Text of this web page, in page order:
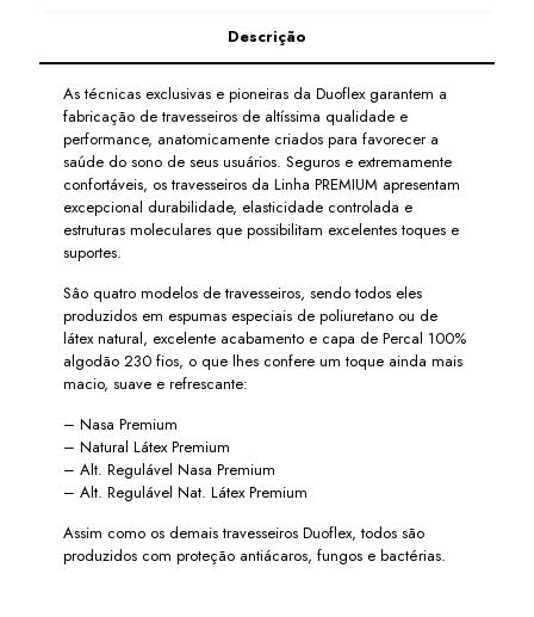
Descrição
As técnicas exclusivas e pioneiras da Duoflex garantem a
fabricação de travesseiros de altíssima qualidade e
performance, anatomicamente criados para favorecer a
saúde do sono de seus usuários. Seguros e extremamente
confortáveis, os travesseiros da Linha PREMIUM apresentam
excepcional durabilidade, elasticidade controlada e
estruturas moleculares que possibilitam excelentes toques e
suportes.
Sâo quatro modelos de travesseiros, sendo todos eles
produzidos em espumas especiais de poliuretano ou de
látex natural, excelente acabamento e capa de Percal 100%
algodão 230 fios, o que lhes confere um toque ainda mais
macio, suave e refrescante:
– Nasa Premium
– Natural Látex Premium
– Alt. Regulável Nasa Premium
– Alt. Regulável Nat. Látex Premium
Assim como os demais travesseiros Duoflex, todos são
produzidos com proteção antiácaros, fungos e bactérias.